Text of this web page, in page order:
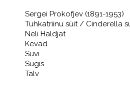
Sergei Prokofjev (1891-1953)
Tuhkatriinu süit / Cinderella
Neli Haldjat
Kevad
Suvi
Sügis
Talv